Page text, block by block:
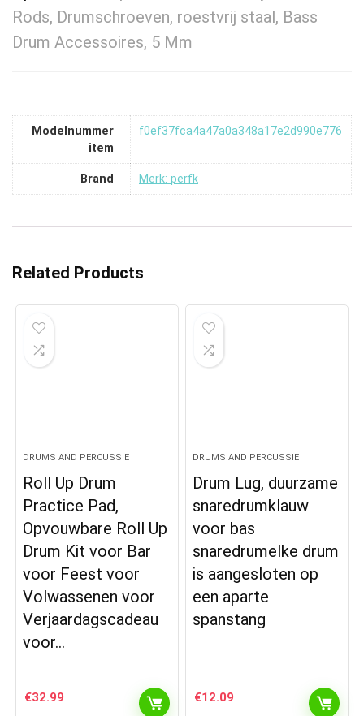
Rods, Drumschroeven, roestvrij staal, Bass
Drum Accessoires, 5 Mm
Modelnummer
item
‎f0ef37fca4a47a0a348a17e2d990e776
Brand Merk: perfk
Related Products
DRUMS AND PERCUSSIE
Roll Up Drum
Practice Pad,
Opvouwbare Roll Up
Drum Kit voor Bar
voor Feest voor
Volwassenen voor
Verjaardagscadeau
voor…
€32.99
DRUMS AND PERCUSSIE
Drum Lug, duurzame
snaredrumklauw
voor bas
snaredrumelke drum
is aangesloten op
een aparte
spanstang
€12.09